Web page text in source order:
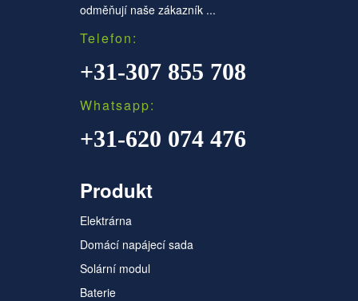
odměňují naše zákazník ...
Telefon:
+31-307 855 708
Whatsapp:
+31-620 074 476
Produkt
Elektrárna
Domácí napájecí sada
Solární modul
Baterie